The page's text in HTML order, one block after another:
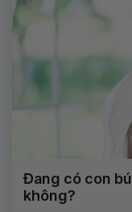
Đang có con
không?